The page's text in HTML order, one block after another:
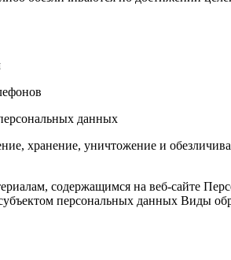
данных
хранение, уничтожение и
содержащимся на веб-сайте
персональных данных Виды